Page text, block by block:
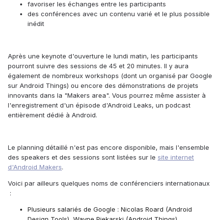
favoriser les échanges entre les participants
des conférences avec un contenu varié et le plus possible
inédit
Après une keynote d'ouverture le lundi matin, les participants
pourront suivre des sessions de 45 et 20 minutes. Il y aura
également de nombreux workshops (dont un organisé par Google
sur Android Things) ou encore des démonstrations de projets
innovants dans la "Makers area". Vous pourrez même assister à
l'enregistrement d'un épisode d'Android Leaks, un podcast
entièrement dédié à Android.
Le planning détaillé n'est pas encore disponible, mais l'ensemble
des speakers et des sessions sont listées sur le site internet
d'Android Makers.
Voici par ailleurs quelques noms de conférenciers internationaux
:
Plusieurs salariés de Google : Nicolas Roard (Android